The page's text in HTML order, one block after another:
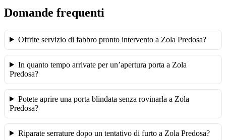
Domande frequenti
Offrite servizio di fabbro pronto intervento a Zola Predosa?
In quanto tempo arrivate per un’apertura porta a Zola
Predosa?
Potete aprire una porta blindata senza rovinarla a Zola
Predosa?
Riparate serrature dopo un tentativo di furto a Zola Predosa?